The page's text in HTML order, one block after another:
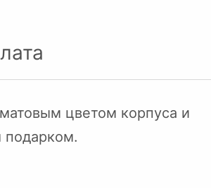
цветом корпуса и
подарком.